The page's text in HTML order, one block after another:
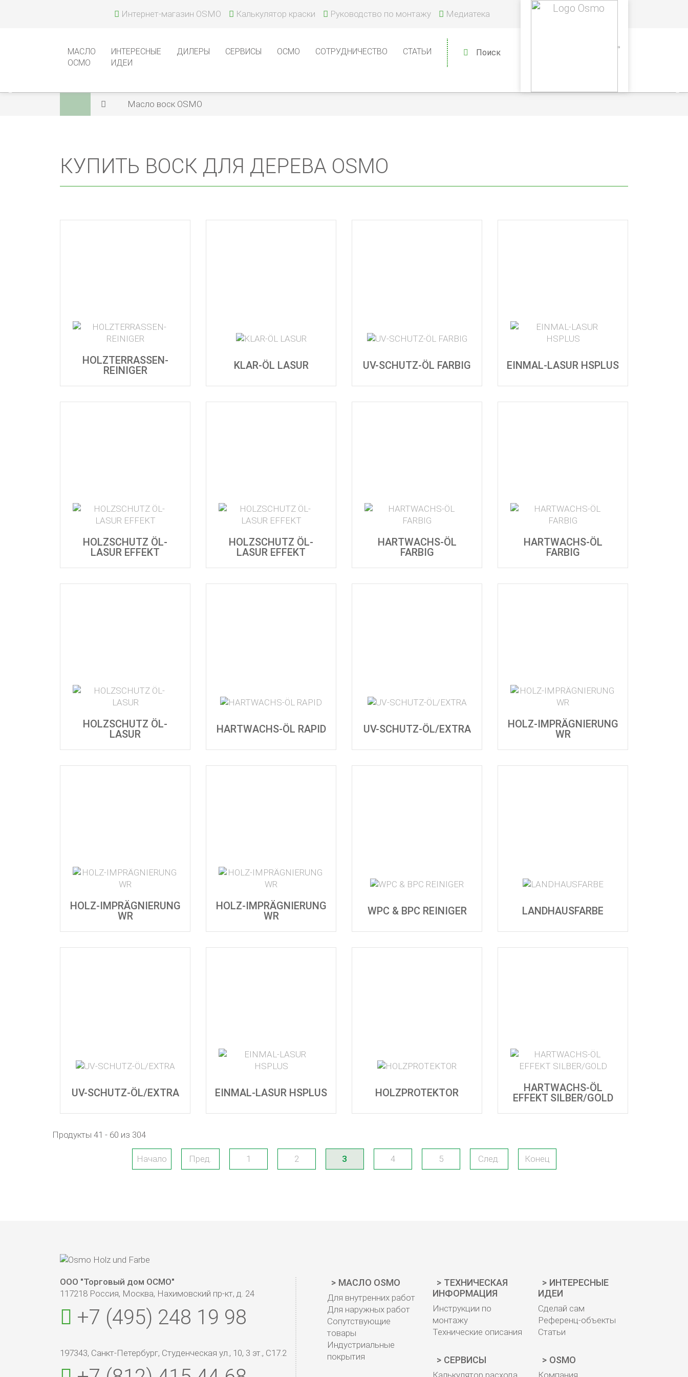
Интернет-магазин OSMO Калькулятор краски Руководство по монтажу Медиатека
МАСЛО
ОСМО
ИНТЕРЕСНЫЕ
ИДЕИ
ДИЛЕРЫ СЕРВИСЫ ОСМО СОТРУДНИЧЕСТВО СТАТЬИ Поиск
‹ ›
Масло воск OSMO
КУПИТЬ ВОСК ДЛЯ ДЕРЕВА OSMO
HOLZTERRASSEN-
REINIGER
KLAR-ÖL LASUR UV-SCHUTZ-ÖL FARBIG EINMAL-LASUR HSPLUS
HOLZSCHUTZ ÖL-
LASUR EFFEKT
HOLZSCHUTZ ÖL-
LASUR EFFEKT
HARTWACHS-ÖL
FARBIG
HARTWACHS-ÖL
FARBIG
HOLZSCHUTZ ÖL-
LASUR
HARTWACHS-ÖL RAPID UV-SCHUTZ-ÖL/EXTRA
HOLZ-IMPRÄGNIERUNG
WR
HOLZ-IMPRÄGNIERUNG
WR
HOLZ-IMPRÄGNIERUNG
WR
WPC & BPC REINIGER LANDHAUSFARBE
UV-SCHUTZ-ÖL/EXTRA EINMAL-LASUR HSPLUS HOLZPROTEKTOR
HARTWACHS-ÖL
EFFEKT SILBER/GOLD
Продукты 41 - 60 из 304
Начало Пред. 1 2 3 4 5 След. Конец
ООО "Торговый дом ОСМО"
117218 Россия, Москва, Нахимовский пр-кт, д. 24
+7 (495) 248 19 98
197343, Санкт-Петербург, Студенческая ул., 10, 3 эт., С17.2
МАСЛО OSMO
Для внутренних работ
Для наружных работ
Сопутствующие
товары
Индустриальные
покрытия
ТЕХНИЧЕСКАЯ
ИНФОРМАЦИЯ
Инструкции по
монтажу
Технические описания
СЕРВИСЫ
Калькулятор расхода
ИНТЕРЕСНЫЕ
ИДЕИ
Сделай сам
Референц-объекты
Статьи
OSMO
Компания